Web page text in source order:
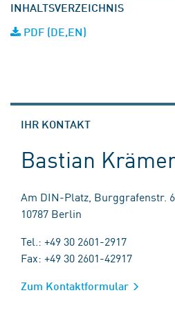
INHALTSVERZEICHNIS
PDF (DE,EN)
IHR KONTAKT
Bastian
Am DIN-Platz, Burggrafenstr. 6
10787 Berlin
Tel.: +49 30 2601-2917
Fax: +49 30 2601-42917
Zum Kontaktformular